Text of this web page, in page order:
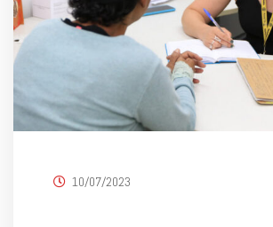
10/07/2023